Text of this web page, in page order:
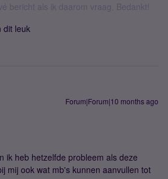
bericht als ik daarom vraag. Bedankt!
dit leuk
Forum|Forum|10 months ago
ik heb hetzelfde probleem als deze
mij ook wat mb's kunnen aanvullen tot